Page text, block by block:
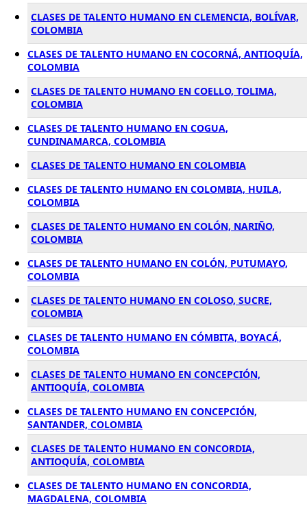
CLASES DE TALENTO HUMANO EN CLEMENCIA, BOLÍVAR,
COLOMBIA
CLASES DE TALENTO HUMANO EN COCORNÁ, ANTIOQUÍA,
COLOMBIA
CLASES DE TALENTO HUMANO EN COELLO, TOLIMA,
COLOMBIA
CLASES DE TALENTO HUMANO EN COGUA,
CUNDINAMARCA, COLOMBIA
CLASES DE TALENTO HUMANO EN COLOMBIA
CLASES DE TALENTO HUMANO EN COLOMBIA, HUILA,
COLOMBIA
CLASES DE TALENTO HUMANO EN COLÓN, NARIÑO,
COLOMBIA
CLASES DE TALENTO HUMANO EN COLÓN, PUTUMAYO,
COLOMBIA
CLASES DE TALENTO HUMANO EN COLOSO, SUCRE,
COLOMBIA
CLASES DE TALENTO HUMANO EN CÓMBITA, BOYACÁ,
COLOMBIA
CLASES DE TALENTO HUMANO EN CONCEPCIÓN,
ANTIOQUÍA, COLOMBIA
CLASES DE TALENTO HUMANO EN CONCEPCIÓN,
SANTANDER, COLOMBIA
CLASES DE TALENTO HUMANO EN CONCORDIA,
ANTIOQUÍA, COLOMBIA
CLASES DE TALENTO HUMANO EN CONCORDIA,
MAGDALENA, COLOMBIA